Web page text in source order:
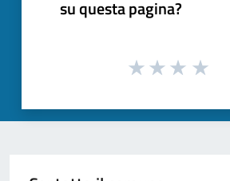
su questa pagina?